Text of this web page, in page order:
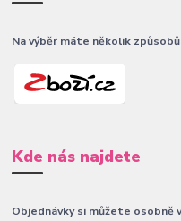
Na výběr máte několik
Kde nás najdete
Objednávky si můžete osobně